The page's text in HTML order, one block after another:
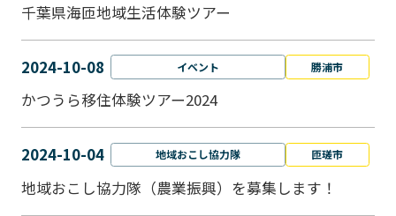
千葉県海匝地域生活体験ツアー
2024-10-08 イベント 勝浦市
かつうら移住体験ツアー2024
2024-10-04 地域おこし協力隊 匝瑳市
地域おこし協⼒隊（農業振興）を募集します！